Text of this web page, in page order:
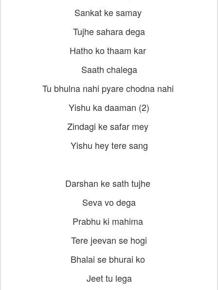
Sankat ke samay
Tujhe sahara dega
Hatho ko thaam kar
Saath chalega
Tu bhulna nahi pyare chodna nahi
Yishu ka daaman (2)
Zindagi ke safar mey
Yishu hey tere sang
Darshan ke sath tujhe
Seva vo dega
Prabhu ki mahima
Tere jeevan se hogi
Bhalai se bhurai ko
Jeet tu lega